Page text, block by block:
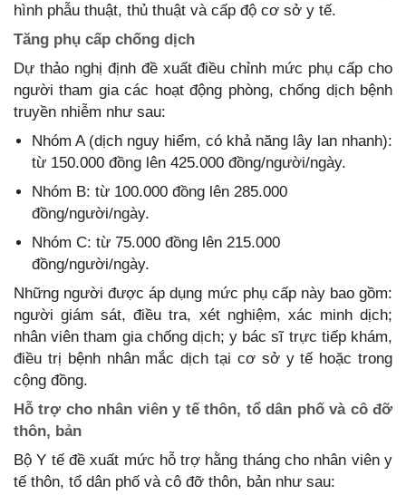
hình phẫu thuật, thủ thuật và cấp độ cơ sở y tế.
Tăng phụ cấp chống dịch
Dự thảo nghị định đề xuất điều chỉnh mức phụ cấp cho
người tham gia các hoạt động phòng, chống dịch bệnh
truyền nhiễm như sau:
Nhóm A (dịch nguy hiểm, có khả năng lây lan nhanh):
từ 150.000 đồng lên 425.000 đồng/người/ngày.
Nhóm B: từ 100.000 đồng lên 285.000
đồng/người/ngày.
Nhóm C: từ 75.000 đồng lên 215.000
đồng/người/ngày.
Những người được áp dụng mức phụ cấp này bao gồm:
người giám sát, điều tra, xét nghiệm, xác minh dịch;
nhân viên tham gia chống dịch; y bác sĩ trực tiếp khám,
điều trị bệnh nhân mắc dịch tại cơ sở y tế hoặc trong
cộng đồng.
Hỗ trợ cho nhân viên y tế thôn, tổ dân phố và cô đỡ
thôn, bản
Bộ Y tế đề xuất mức hỗ trợ hằng tháng cho nhân viên y
tế thôn, tổ dân phố và cô đỡ thôn, bản như sau: